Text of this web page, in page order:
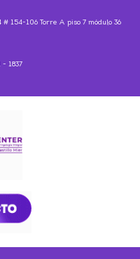
# 154-106 Torre A piso 7 módulo 36
- 1837